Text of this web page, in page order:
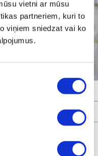
vietni ar mūsu
partneriem, kuri to
viņiem sniedzat vai ko